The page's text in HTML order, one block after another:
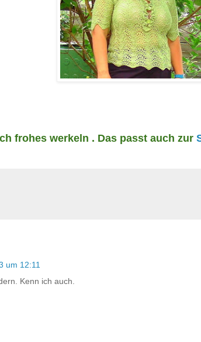
frohes werkeln . Das passt auch zur
um 12:11
Kenn ich auch.